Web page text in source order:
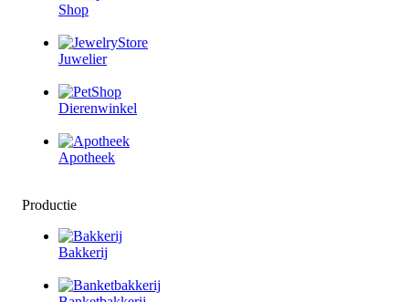
Shop
Juwelier
Dierenwinkel
Apotheek
Productie
Bakkerij